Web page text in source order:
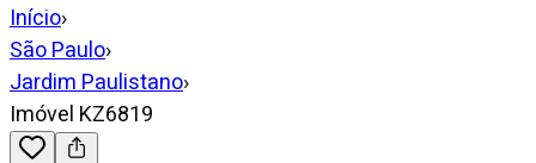
Início›
São Paulo›
Jardim Paulistano›
Imóvel KZ6819